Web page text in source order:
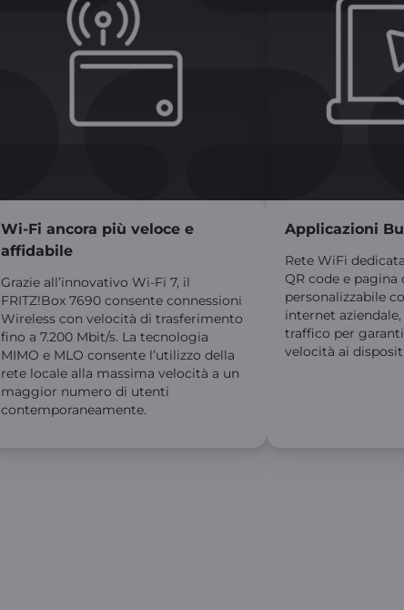
Wi-Fi ancora più veloce e
affidabile
Grazie all’innovativo Wi-Fi 7, il
FRITZ!Box 7690 consente connessioni
Wireless con velocità di trasferimento
fino a 7.200 Mbit/s. La tecnologia
MIMO e MLO consente l’utilizzo della
rete locale alla massima velocità a un
maggior numero di utenti
contemporaneamente.
Applicazioni
Rete WiFi
QR code e pagina
personalizzabile
internet
traffico per
velocità ai